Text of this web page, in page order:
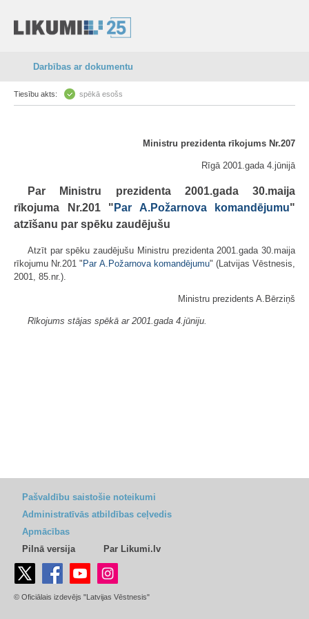
Darbības ar dokumentu
Tiesību akts: spēkā esošs
Ministru prezidenta rīkojums Nr.207
Rīgā 2001.gada 4.jūnijā
Par Ministru prezidenta 2001.gada 30.maija
rīkojuma Nr.201 " Par A.Požarnova komandējumu"
atzīšanu par spēku zaudējušu
Atzīt par spēku zaudējušu Ministru prezidenta 2001.gada 30.maija
rīkojumu Nr.201 " Par A.Požarnova komandējumu" (Latvijas Vēstnesis,
2001, 85.nr.).
Ministru prezidents A.Bērziņš
Rīkojums stājas spēkā ar 2001.gada 4.jūniju.
Pašvaldību saistošie noteikumi
Administratīvās atbildības ceļvedis
Apmācības
Pilnā versija
Par Likumi.lv
© Oficiālais izdevējs "Latvijas Vēstnesis"